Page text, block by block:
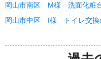
岡山市南区 M様 洗面化粧
岡山市中区 I様 トイレ交換